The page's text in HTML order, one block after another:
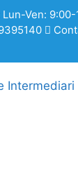
Ven: